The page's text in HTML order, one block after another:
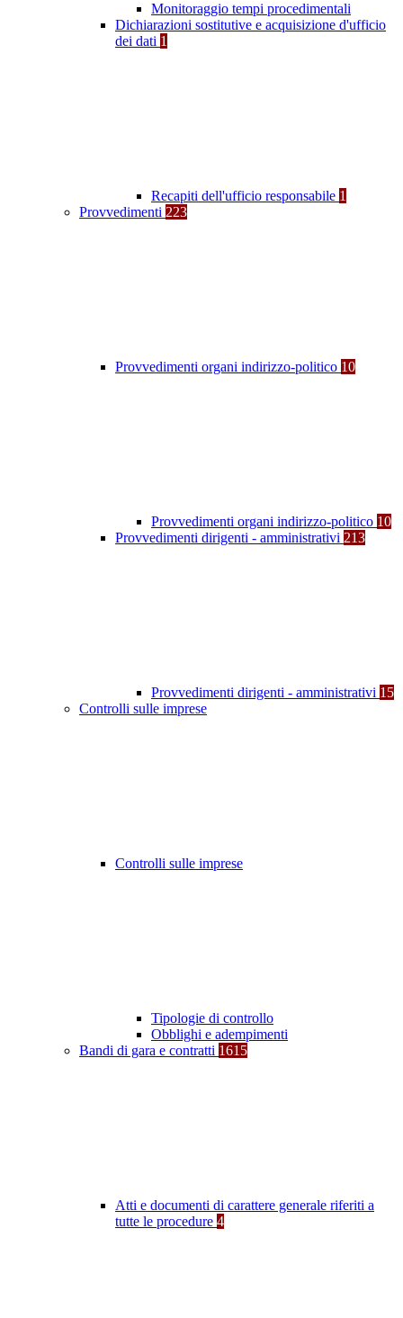
Monitoraggio tempi procedimentali
Dichiarazioni sostitutive e acquisizione d'ufficio
dei dati 1
Recapiti dell'ufficio responsabile 1
Provvedimenti 223
Provvedimenti organi indirizzo-politico 10
Provvedimenti organi indirizzo-politico 10
Provvedimenti dirigenti - amministrativi 213
Provvedimenti dirigenti - amministrativi 15
Controlli sulle imprese
Controlli sulle imprese
Tipologie di controllo
Obblighi e adempimenti
Bandi di gara e contratti 1615
Atti e documenti di carattere generale riferiti a
tutte le procedure 4